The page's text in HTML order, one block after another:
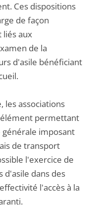
Ces dispositions
de façon
liés aux
de la
d'asile bénéficiant
les associations
permettant
imposant
de transport
l'exercice de
d'asile dans des
l'accès à la